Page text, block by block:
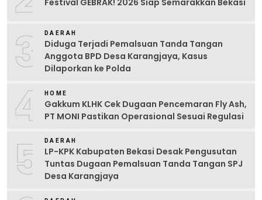
Festival GEBRAK! 2026 Siap Semarakkan Bekasi
3 DAERAH
Diduga Terjadi Pemalsuan Tanda Tangan
Anggota BPD Desa Karangjaya, Kasus
Dilaporkan ke Polda
4 HOME
Gakkum KLHK Cek Dugaan Pencemaran Fly Ash,
PT MONI Pastikan Operasional Sesuai Regulasi
5 DAERAH
LP-KPK Kabupaten Bekasi Desak Pengusutan
Tuntas Dugaan Pemalsuan Tanda Tangan SPJ
Desa Karangjaya